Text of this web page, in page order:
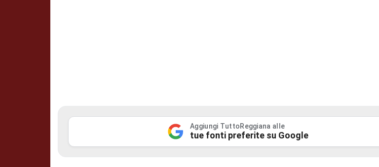
Aggiungi TuttoReggiana alle
tue fonti preferite su Google